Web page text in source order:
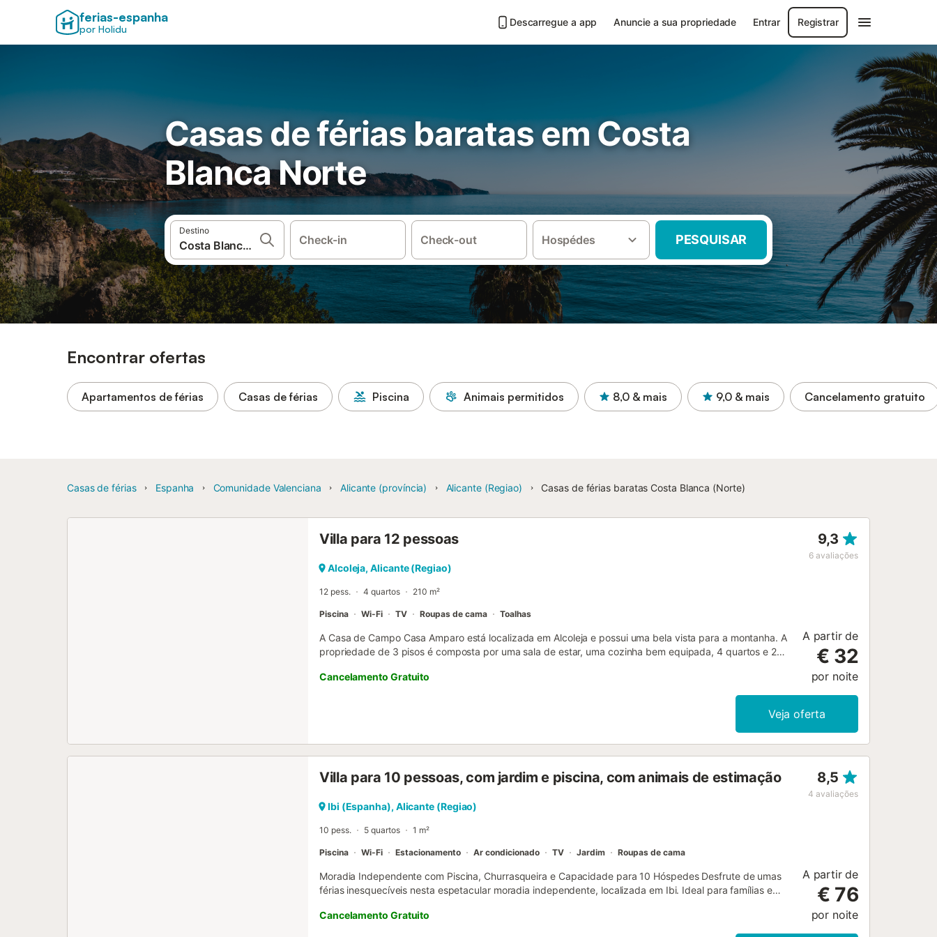
ferias-espanha
por Holidu
Descarregue a app Anuncie a sua propriedade Entrar Registrar
Casas de férias baratas em Costa
Blanca Norte
Destino
Check-in Check-out Hospédes PESQUISAR
Encontrar ofertas
Apartamentos de férias Casas de férias Piscina Animais permitidos 8,0 & mais 9,0 & mais Cancelamento gratuito
Casas de férias Espanha Comunidade Valenciana Alicante (província) Alicante (Regiao) Casas de férias baratas Costa Blanca (Norte)
Villa para 12 pessoas 9,3
6 avaliações
Alcoleja, Alicante (Regiao)
12 pess. 4 quartos 210 m²
Piscina Wi-Fi TV Roupas de cama Toalhas
A Casa de Campo Casa Amparo está localizada em Alcoleja e possui uma bela vista para a montanha. A
propriedade de 3 pisos é composta por uma sala de estar, uma cozinha bem equipada, 4 quartos e 2
alta velocidade (adequado para chamadas de vídeo), uma televisão inteligente com serviços de
streaming, uma ventoinha, uma máquina de lavar roupa e uma máquina de secar roupa. Também estão
gratuito está disponível na rua. É permitido um máximo de 2 animais de estimação. Não é permitido
Cancelamento Gratuito
A partir de
€ 32
por noite
Veja oferta
Villa para 10 pessoas, com jardim e piscina, com animais de estimação 8,5
4 avaliações
Ibi (Espanha), Alicante (Regiao)
10 pess. 5 quartos 1 m²
Piscina Wi-Fi Estacionamento Ar condicionado TV Jardim Roupas de cama
Moradia Independente com Piscina, Churrasqueira e Capacidade para 10 Hóspedes Desfrute de umas
férias inesquecíveis nesta espetacular moradia independente, localizada em Ibi. Ideal para famílias e
uma estadia perfeita. 🏡 Características da Propriedade: ✅ 5 quartos espaçosos e luminosos ✅ 3 casas
de banho completas com duche ✅ Ar condicionado em toda a casa ✅ Piscina privativa para relaxar e
Cancelamento Gratuito
A partir de
€ 76
por noite